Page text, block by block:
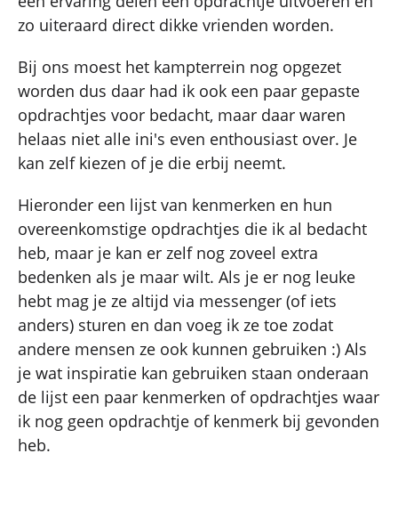
zo uiteraard direct dikke vrienden worden.
Bij ons moest het kampterrein nog opgezet
worden dus daar had ik ook een paar gepaste
opdrachtjes voor bedacht, maar daar waren
helaas niet alle ini's even enthousiast over. Je
kan zelf kiezen of je die erbij neemt.
Hieronder een lijst van kenmerken en hun
overeenkomstige opdrachtjes die ik al bedacht
heb, maar je kan er zelf nog zoveel extra
bedenken als je maar wilt. Als je er nog leuke
hebt mag je ze altijd via messenger (of iets
anders) sturen en dan voeg ik ze toe zodat
andere mensen ze ook kunnen gebruiken :) Als
je wat inspiratie kan gebruiken staan onderaan
de lijst een paar kenmerken of opdrachtjes waar
ik nog geen opdrachtje of kenmerk bij gevonden
heb.